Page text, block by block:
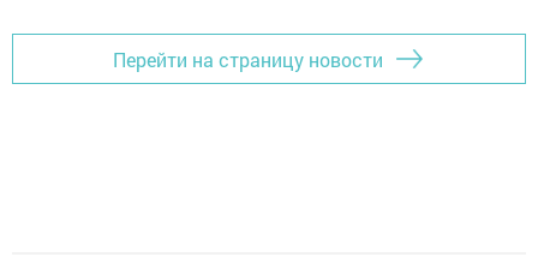
Перейти на страницу новости